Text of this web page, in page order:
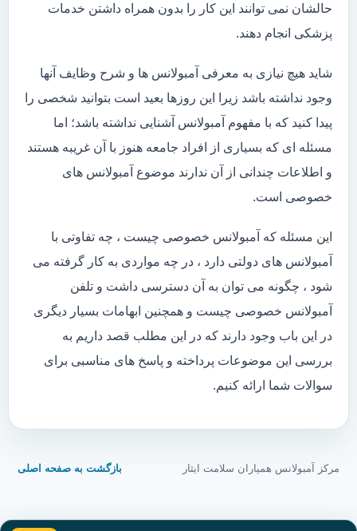
حالشان نمی توانند این کار را بدون همراه داشتن خدمات
پزشکی انجام دهند.
شاید هیچ نیازی به معرفی آمبولانس ها و شرح وظایف آنها
وجود نداشته باشد زیرا این روزها بعید است بتوانید شخصی را
پیدا کنید که با مفهوم آمبولانس آشنایی نداشته باشد؛ اما
مسئله ای که بسیاری از افراد جامعه هنوز با آن غریبه هستند
و اطلاعات چندانی از آن ندارند موضوع آمبولانس های
خصوصی است.
این مسئله که آمبولانس خصوصی چیست ، چه تفاوتی با
آمبولانس های دولتی دارد ، در چه مواردی به کار گرفته می
شود ، چگونه می توان به آن دسترسی داشت و تلفن
آمبولانس خصوصی چیست و همچنین ابهامات بسیار دیگری
در این باب وجود دارند که در این مطلب قصد داریم به
بررسی این موضوعات پرداخته و پاسخ های مناسبی برای
سوالات شما ارائه کنیم.
مرکز آمبولانس همیاران سلامت ایثار بازگشت به صفحه اصلی